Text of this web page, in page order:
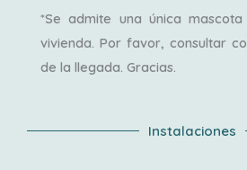
*Se admite una única
vivienda. Por favor, consultar
de la llegada. Gracias.
Instalaciones